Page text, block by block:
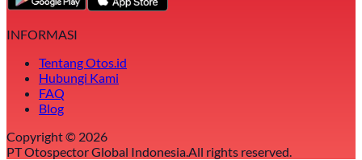
INFORMASI
Tentang Otos.id
Hubungi Kami
FAQ
Blog
Copyright © 2026
PT Otospector Global Indonesia. All rights reserved.